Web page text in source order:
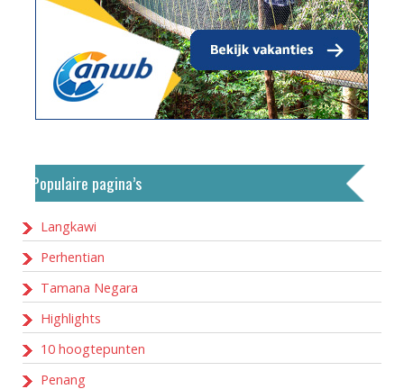
Populaire pagina’s
Langkawi
Perhentian
Tamana Negara
Highlights
10 hoogtepunten
Penang